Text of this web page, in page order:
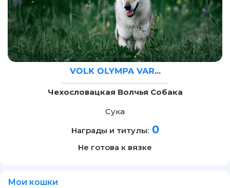
VOLK OLYMPA VAR...
Чехословацкая Волчья Собака
Сука
Награды и титулы: 0
Не готова к вязке
Мои кошки